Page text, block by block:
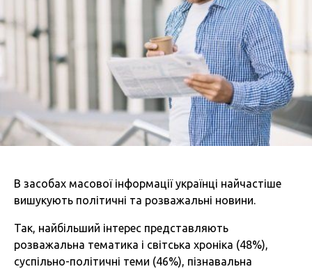
В засобах масової інформації українці найчастіше
вишукують політичні та розважальні новини.
Так, найбільший інтерес представляють
розважальна тематика і світська хроніка (48%),
суспільно-політичні теми (46%), пізнавальна